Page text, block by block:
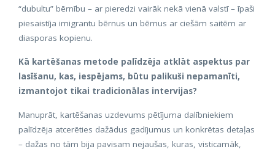
“dubultu” bērnību – ar pieredzi vairāk nekā vienā valstī – īpaši
piesaistīja imigrantu bērnus un bērnus ar ciešām saitēm ar
diasporas kopienu.
Kā kartēšanas metode palīdzēja atklāt aspektus par
lasīšanu, kas, iespējams, būtu palikuši nepamanīti,
izmantojot tikai tradicionālas intervijas?
Manuprāt, kartēšanas uzdevums pētījuma dalībniekiem
palīdzēja atcerēties dažādus gadījumus un konkrētas detaļas
– dažas no tām bija pavisam nejaušas, kuras, visticamāk,